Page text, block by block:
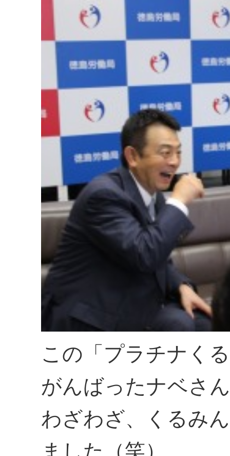
この「プラチナく
がんばったナベさ
わざわざ、くるみ
ました（笑）